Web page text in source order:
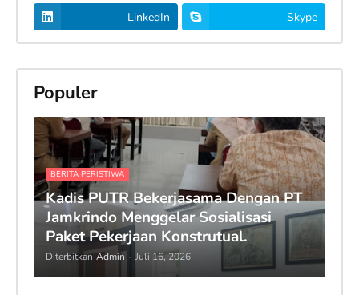
LinkedIn Skype
Populer
BERITA PERISTIWA
Kadis PUTR Bekerjasama Dengan PT
Jamkrindo Menggelar Sosialisasi
Paket Pekerjaan Konstrutual.
Diterbitkan Admin - Juli 16, 2026